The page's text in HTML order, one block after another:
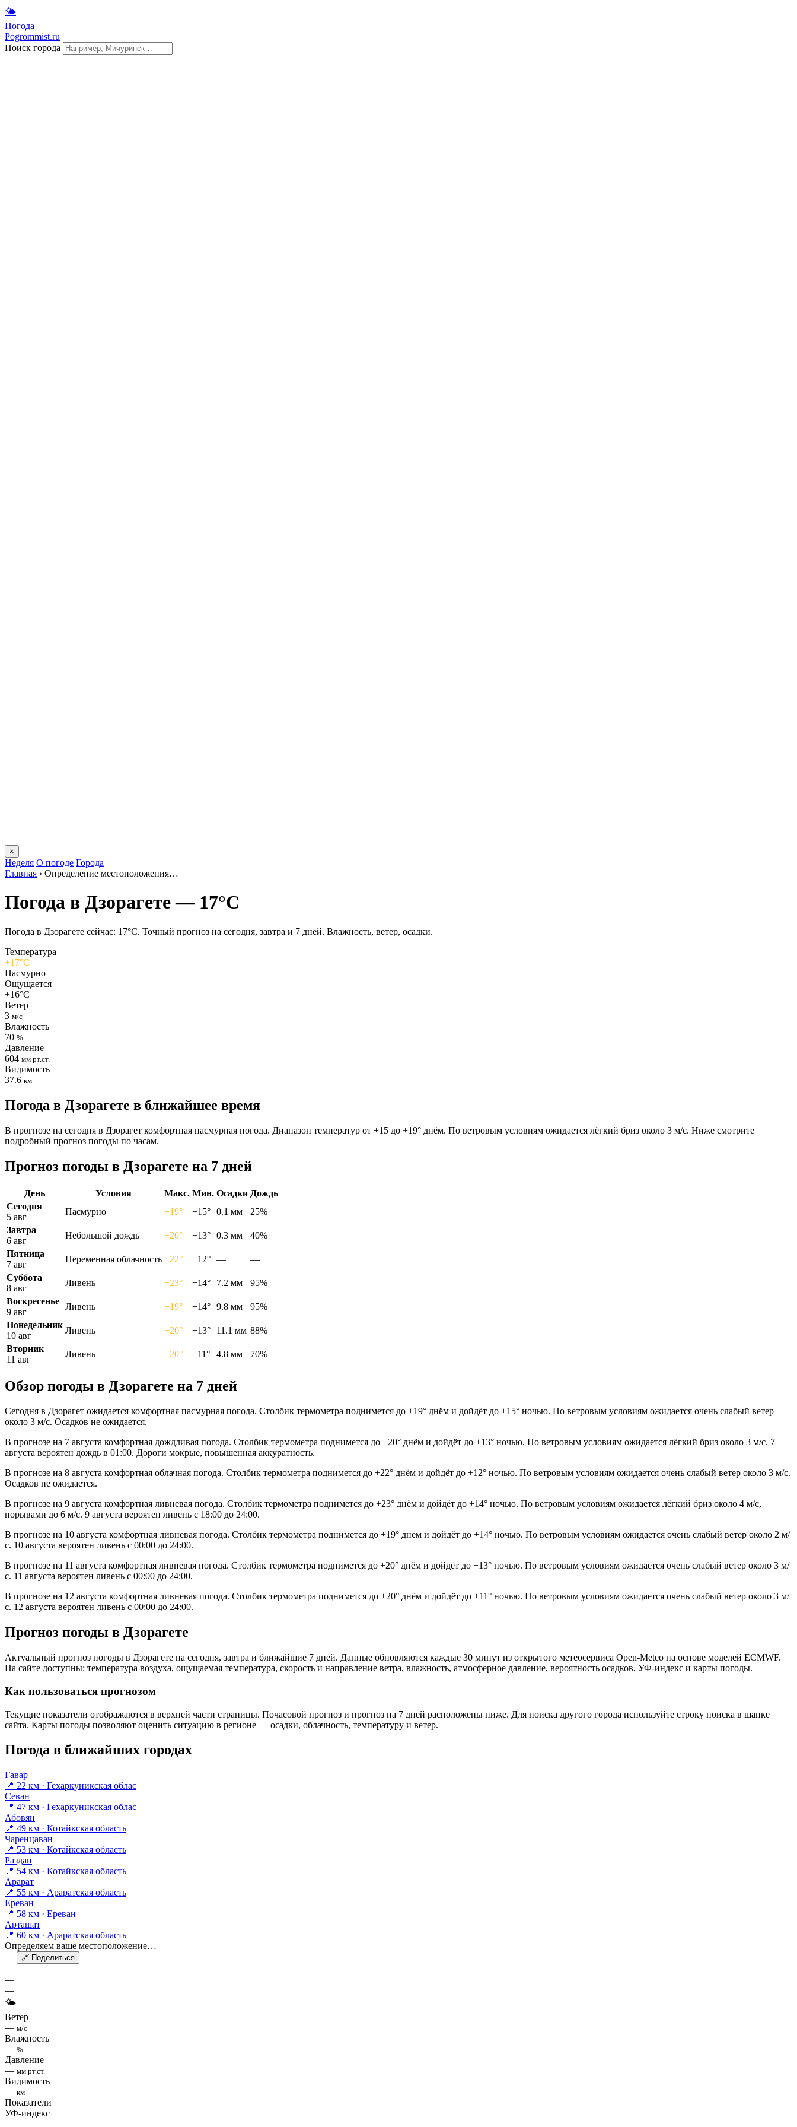
🌤
Погода
Pogrommist.ru
Поиск города
×
Неделя О погоде Города
Главная › Определение местоположения…
Погода в Дзорагете — 17°C
Погода в Дзорагете сейчас: 17°C. Точный прогноз на сегодня, завтра и 7 дней. Влажность, ветер, осадки.
Температура
+17°C
Пасмурно
Ощущается
+16°C
Ветер
3 м/с
Влажность
70 %
Давление
604 мм рт.ст.
Видимость
37.6 км
Погода в Дзорагете в ближайшее время
В прогнозе на сегодня в Дзорагет комфортная пасмурная погода. Диапазон температур от +15 до +19° днём. По ветровым условиям ожидается лёгкий бриз около 3 м/с. Ниже смотрите
подробный прогноз погоды по часам.
Прогноз погоды в Дзорагете на 7 дней
День Условия Макс. Мин. Осадки Дождь
Сегодня
5 авг
Пасмурно +19° +15° 0.1 мм
25%
Завтра
6 авг
Небольшой дождь +20° +13° 0.3 мм
40%
Пятница
7 авг
Переменная облачность +22° +12° —
—
Суббота
8 авг
Ливень +23° +14° 7.2 мм
95%
Воскресенье
9 авг
Ливень +19° +14° 9.8 мм
95%
Понедельник
10 авг
Ливень +20° +13° 11.1 мм 88%
Вторник
11 авг
Ливень +20° +11° 4.8 мм 70%
Обзор погоды в Дзорагете на 7 дней
Сегодня в Дзорагет ожидается комфортная пасмурная погода. Столбик термометра поднимется до +19° днём и дойдёт до +15° ночью. По ветровым условиям ожидается очень слабый ветер
около 3 м/с. Осадков не ожидается.
В прогнозе на 7 августа комфортная дождливая погода. Столбик термометра поднимется до +20° днём и дойдёт до +13° ночью. По ветровым условиям ожидается лёгкий бриз около 3 м/с. 7
августа вероятен дождь в 01:00. Дороги мокрые, повышенная аккуратность.
В прогнозе на 8 августа комфортная облачная погода. Столбик термометра поднимется до +22° днём и дойдёт до +12° ночью. По ветровым условиям ожидается очень слабый ветер около 3 м/с.
Осадков не ожидается.
В прогнозе на 9 августа комфортная ливневая погода. Столбик термометра поднимется до +23° днём и дойдёт до +14° ночью. По ветровым условиям ожидается лёгкий бриз около 4 м/с,
порывами до 6 м/с. 9 августа вероятен ливень с 18:00 до 24:00.
В прогнозе на 10 августа комфортная ливневая погода. Столбик термометра поднимется до +19° днём и дойдёт до +14° ночью. По ветровым условиям ожидается очень слабый ветер около 2 м/
с. 10 августа вероятен ливень с 00:00 до 24:00.
В прогнозе на 11 августа комфортная ливневая погода. Столбик термометра поднимется до +20° днём и дойдёт до +13° ночью. По ветровым условиям ожидается очень слабый ветер около 3 м/
с. 11 августа вероятен ливень с 00:00 до 24:00.
В прогнозе на 12 августа комфортная ливневая погода. Столбик термометра поднимется до +20° днём и дойдёт до +11° ночью. По ветровым условиям ожидается очень слабый ветер около 3 м/
с. 12 августа вероятен ливень с 00:00 до 24:00.
Прогноз погоды в Дзорагете
Актуальный прогноз погоды в Дзорагете на сегодня, завтра и ближайшие 7 дней. Данные обновляются каждые 30 минут из открытого метеосервиса Open-Meteo на основе моделей ECMWF.
На сайте доступны: температура воздуха, ощущаемая температура, скорость и направление ветра, влажность, атмосферное давление, вероятность осадков, УФ-индекс и карты погоды.
Как пользоваться прогнозом
Текущие показатели отображаются в верхней части страницы. Почасовой прогноз и прогноз на 7 дней расположены ниже. Для поиска другого города используйте строку поиска в шапке
сайта. Карты погоды позволяют оценить ситуацию в регионе — осадки, облачность, температуру и ветер.
Погода в ближайших городах
Гавар
📍 22 км · Гехаркуникская облас
Севан
📍 47 км · Гехаркуникская облас
Абовян
📍 49 км · Котайкская область
Чаренцаван
📍 53 км · Котайкская область
Раздан
📍 54 км · Котайкская область
Арарат
📍 55 км · Араратская область
Ереван
📍 58 км · Ереван
Арташат
📍 60 км · Араратская область
Определяем ваше местоположение…
—
🔗 Поделиться
—
—
—
🌤
Ветер
— м/с
Влажность
— %
Давление
— мм рт.ст.
Видимость
— км
Показатели
УФ-индекс
—